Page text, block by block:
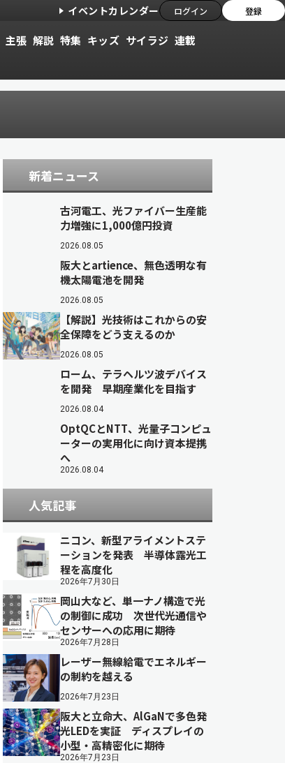
イベントカレンダー ログイン 登録
主張 解説 特集 キッズ サイラジ 連載
新着ニュース
古河電工、光ファイバー生産能
力増強に1,000億円投資
2026.08.05
阪大とartience、無色透明な有
機太陽電池を開発
2026.08.05
【解説】光技術はこれからの安
全保障をどう支えるのか
2026.08.05
ローム、テラヘルツ波デバイス
を開発 早期産業化を目指す
2026.08.04
OptQCとNTT、光量子コンピュ
ーターの実用化に向け資本提携
へ
2026.08.04
人気記事
ニコン、新型アライメントステ
ーションを発表 半導体露光工
程を高度化
2026年7月30日
岡山大など、単一ナノ構造で光
の制御に成功 次世代光通信や
センサーへの応用に期待
2026年7月28日
レーザー無線給電でエネルギー
の制約を越える
2026年7月23日
阪大と立命大、AlGaNで多色発
光LEDを実証 ディスプレイの
小型・高精密化に期待
2026年7月23日